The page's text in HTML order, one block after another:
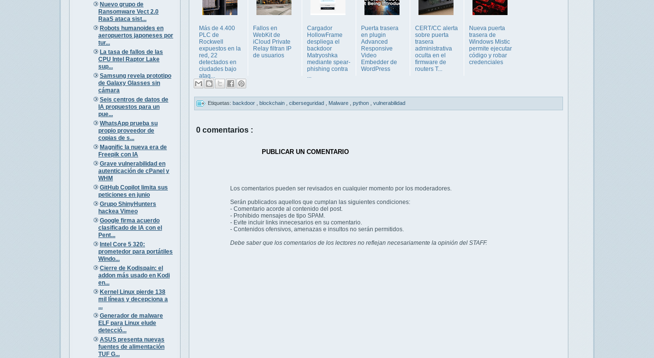
Nuevo grupo de
Ransomware Vect 2.0
RaaS ataca sist...
Robots humanoides en
aeropuertos japoneses por
tur...
La tasa de fallos de las
CPU Intel Raptor Lake
sup...
Samsung revela prototipo
de Galaxy Glasses sin
cámara
Seis centros de datos de
IA propuestos para un
pue...
WhatsApp prueba su
propio proveedor de
copias de s...
Magnific la nueva era de
Freepik con IA
Grave vulnerabilidad en
autenticación de cPanel y
WHM
GitHub Copilot limita sus
peticiones en junio
Grupo ShinyHunters
hackea Vimeo
Google firma acuerdo
clasificado de IA con el
Pent...
Intel Core 5 320:
prometedor para portátiles
Windo...
Cierre de Kodispain: el
addon más usado en Kodi
en...
Kernel Linux pierde 138
mil líneas y decepciona a
...
Generador de malware
ELF para Linux elude
detecció...
ASUS presenta nuevas
fuentes de alimentación
TUF G...
Más de 4.400
PLC de
Rockwell
expuestos en la
red, 22
detectados en
ciudades bajo
ataq...
Fallos en
WebKit de
iCloud Private
Relay filtran IP
de usuarios
Cargador
HollowFrame
despliega el
backdoor
Matryoshka
mediante spear-
phishing contra
...
Puerta trasera
en plugin
Advanced
Responsive
Video
Embedder de
WordPress
CERT/CC alerta
sobre puerta
trasera
administrativa
oculta en el
firmware de
routers T...
Nueva puerta
trasera de
Windows Mistic
permite ejecutar
código y robar
credenciales
Etiquetas: backdoor blockchain ciberseguridad Malware python vulnerabilidad
0 comentarios :
PUBLICAR UN COMENTARIO
Los comentarios pueden ser revisados en cualquier momento por los moderadores.
Serán publicados aquellos que cumplan las siguientes condiciones:
- Comentario acorde al contenido del post.
- Prohibido mensajes de tipo SPAM.
- Evite incluir links innecesarios en su comentario.
- Contenidos ofensivos, amenazas e insultos no serán permitidos.
Debe saber que los comentarios de los lectores no reflejan necesariamente la opinión del STAFF.